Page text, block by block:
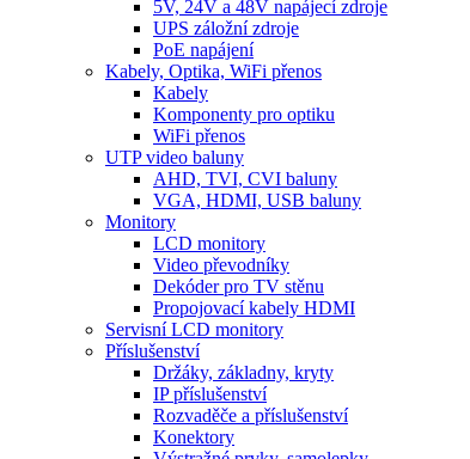
5V, 24V a 48V napájecí zdroje
UPS záložní zdroje
PoE napájení
Kabely, Optika, WiFi přenos
Kabely
Komponenty pro optiku
WiFi přenos
UTP video baluny
AHD, TVI, CVI baluny
VGA, HDMI, USB baluny
Monitory
LCD monitory
Video převodníky
Dekóder pro TV stěnu
Propojovací kabely HDMI
Servisní LCD monitory
Příslušenství
Držáky, základny, kryty
IP příslušenství
Rozvaděče a příslušenství
Konektory